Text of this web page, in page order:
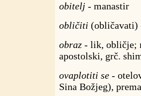
obitelj - manastir
obličiti
obraz - lik, obličje;
apostolski, grč.
ovaplotiti se -
Sina Božjeg),